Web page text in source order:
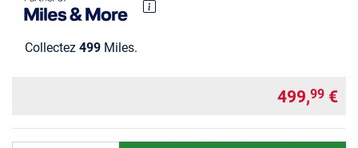
Collectez 499 Miles.
499,99 €